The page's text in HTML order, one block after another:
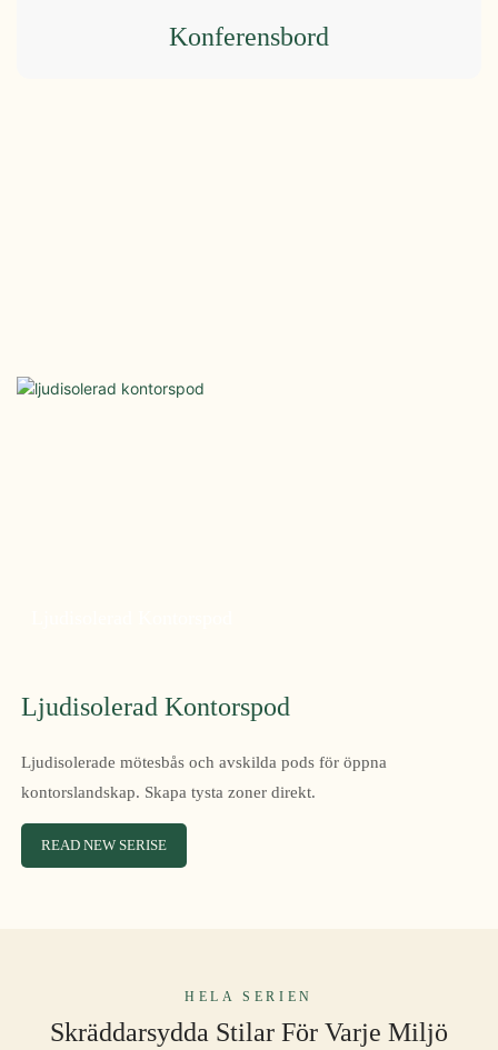
Konferensbord
Ljudisolerad Kontorspod
Ljudisolerade mötesbås och avskilda pods för öppna
kontorslandskap. Skapa tysta zoner direkt.
READ NEW SERISE
HELA SERIEN
Skräddarsydda Stilar För Varje Miljö